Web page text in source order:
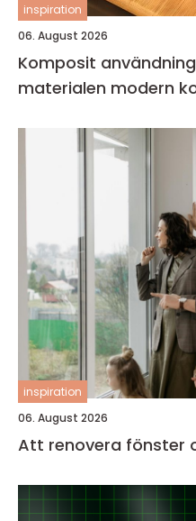
inspiration
06. August 2026
Komposit användning så förändrar
materialen modern
inspiration
06. August 2026
Att renovera fönster